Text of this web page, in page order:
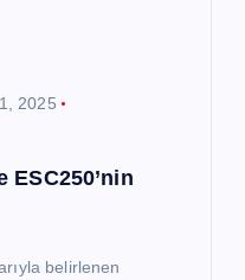
2025
ESC250’nin
belirlenen